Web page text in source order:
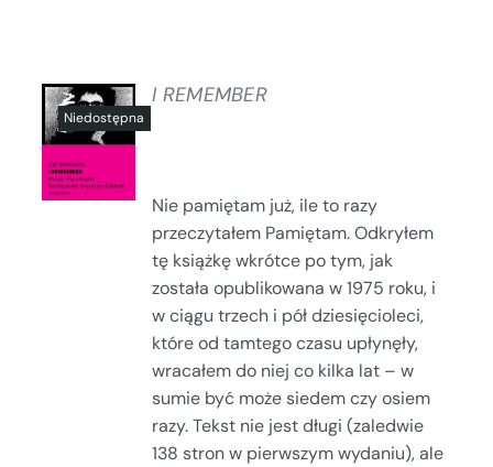
SZCZEGÓŁY
I REMEMBER
Nie pamiętam już, ile to razy
przeczytałem Pamiętam. Odkryłem
tę książkę wkrótce po tym, jak
została opublikowana w 1975 roku, i
w ciągu trzech i pół dziesięcioleci,
które od tamtego czasu upłynęły,
wracałem do niej co kilka lat – w
sumie być może siedem czy osiem
razy. Tekst nie jest długi (zaledwie
138 stron w pierwszym wydaniu), ale